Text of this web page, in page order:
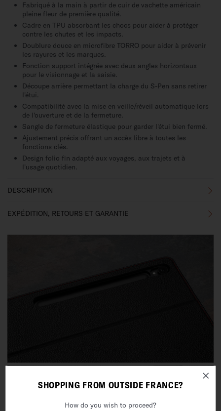
Fabriqué à la main à partir de cuir de vachette américain
pleine fleur de première qualité.
Cadre en TPU absorbant les chocs pour aider à protéger
contre les chutes et les impacts.
Doublure douce en microfibre TORRO pour aider à prévenir
les rayures et les marques.
Fonction support intégrée avec deux angles horizontaux
pour le visionnage et la saisie.
Découpe arrière permettant la charge du S-Pen sans retirer
l'étui.
Compatibilité avec la mise en veille/réveil automatique lors
de l'ouverture et de la fermeture.
Sangle de fermeture élastique pour garder l'étui bien fermé.
Ajustement précis offrant un accès libre à toutes les
fonctions clés.
Design folio fin adapté aux voyages, aux trajets et à
l'usage quotidien.
DESCRIPTION
EXPÉDITION, RETOURS ET GARANTIE
SHOPPING FROM OUTSIDE FRANCE?
How do you wish to proceed?